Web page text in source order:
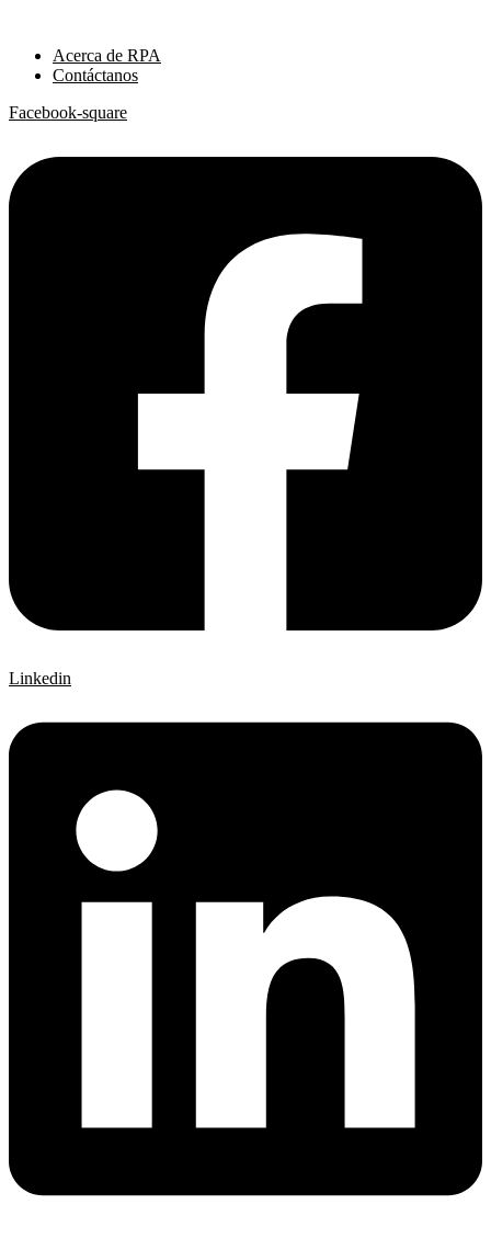
contenidoAcerca de RPA
Contáctanos
Facebook-square
Linkedin